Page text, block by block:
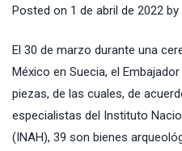
Posted on 1 de abril de 2022 by
El 30 de marzo durante una
México en Suecia, el
piezas, de las cuales, de
especialistas del
Instituto
( INAH), 39 son bienes